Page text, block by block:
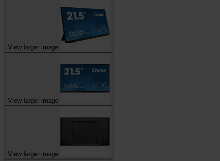
View larger image
View larger image
View larger image